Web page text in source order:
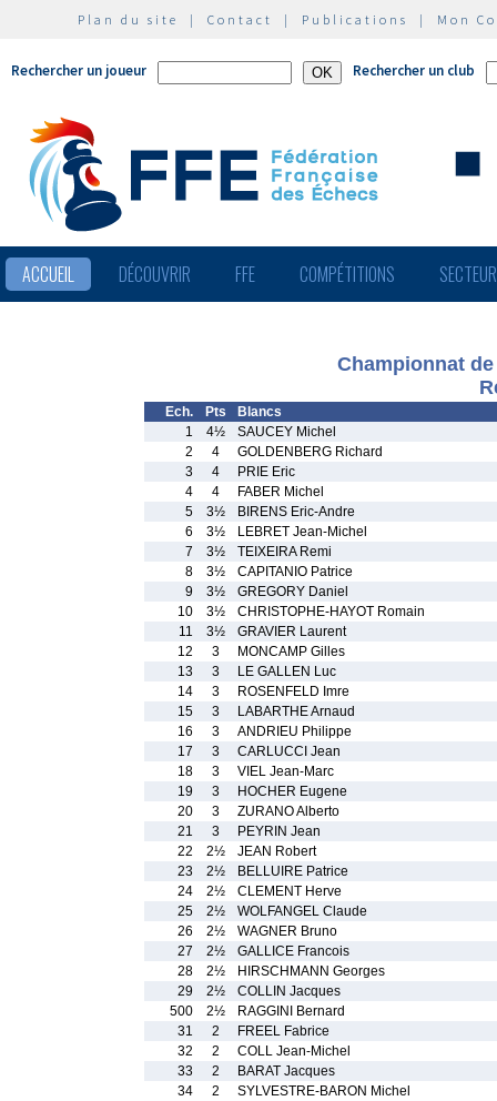
Plan du site | Contact | Publications | Mon
Rechercher un joueur Rechercher un club
ACCUEIL DÉCOUVRIR FFE COMPÉTITIONS
Championnat
Ech. Pts
Blancs
1
4½
SAUCEY Michel
2
4
GOLDENBERG Richard
3
4
PRIE Eric
4
4
FABER Michel
5
3½
BIRENS Eric-Andre
6
3½
LEBRET Jean-Michel
7
3½
TEIXEIRA Remi
8
3½
CAPITANIO Patrice
9
3½
GREGORY Daniel
10
3½
CHRISTOPHE-HAYOT Romain
11
3½
GRAVIER Laurent
12
3
MONCAMP Gilles
13
3
LE GALLEN Luc
14
3
ROSENFELD Imre
15
3
LABARTHE Arnaud
16
3
ANDRIEU Philippe
17
3
CARLUCCI Jean
18
3
VIEL Jean-Marc
19
3
HOCHER Eugene
20
3
ZURANO Alberto
21
3
PEYRIN Jean
22
2½
JEAN Robert
23
2½
BELLUIRE Patrice
24
2½
CLEMENT Herve
25
2½
WOLFANGEL Claude
26
2½
WAGNER Bruno
27
2½
GALLICE Francois
28
2½
HIRSCHMANN Georges
29
2½
COLLIN Jacques
500
2½
RAGGINI Bernard
31
2
FREEL Fabrice
32
2
COLL Jean-Michel
33
2
BARAT Jacques
34
2
SYLVESTRE-BARON Michel